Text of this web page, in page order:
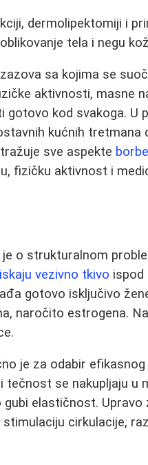
dermolipektomiji i
tela i negu
sa kojima se
aktivnosti, masne
kod svakoga. U
kućnih tretmana
sve aspekte
fizičku aktivnost i
o strukturalnom
vezivno tkivo ispod
gotovo isključivo
naročito estrogena.
je za odabir
se nakupljaju u
elastičnost.
cirkulacije,